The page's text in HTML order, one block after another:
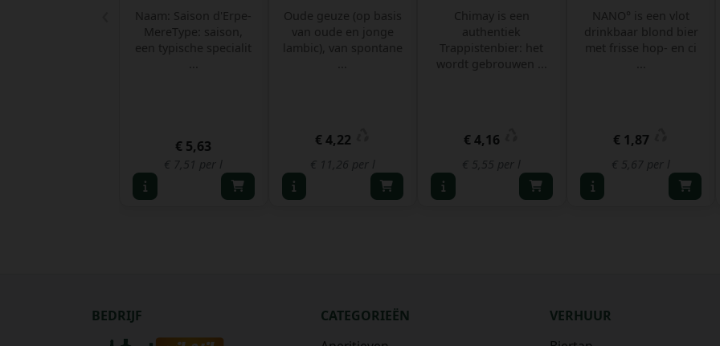
Naam: Saison d'Erpe-
MereType: saison,
een typische specialit
€ 5,63
€ 7,51 per l
Oude geuze (op basis
van oude en jonge
lambic), van spontane
€ 4,22
€ 11,26 per l
Chimay is een
authentiek
Trappistenbier: het
wordt gebrouwen ...
€ 4,16
€ 5,55 per l
NANO° is een vlot
drinkbaar blond bier
met frisse hop- en ci
€ 1,87
€ 5,67 per l
BEDRIJF
CATEGORIEËN
VERHUUR